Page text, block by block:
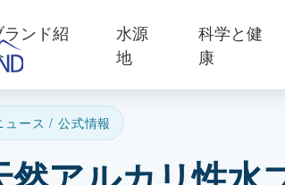
ランド紹
水源
地
科学と健
康
ュース / 公式情報